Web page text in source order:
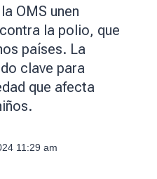
OMS unen
la polio, que
países. La
clave para
que afecta
11:29 am